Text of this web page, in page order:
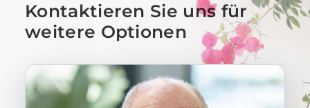
Kontaktieren Sie uns für
weitere Optionen